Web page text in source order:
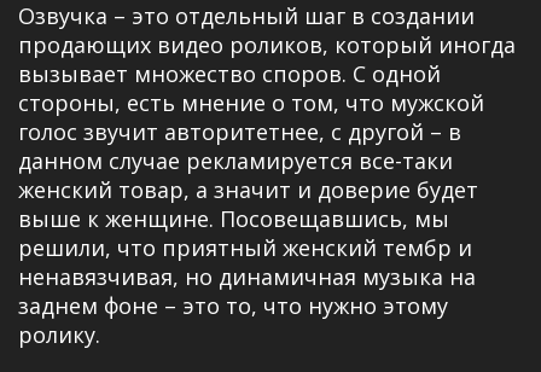
Озвучка – это отдельный шаг в создании
продающих видео роликов, который иногда
вызывает множество споров. С одной
стороны, есть мнение о том, что мужской
голос звучит авторитетнее, с другой – в
данном случае рекламируется все-таки
женский товар, а значит и доверие будет
выше к женщине. Посовещавшись, мы
решили, что приятный женский тембр и
ненавязчивая, но динамичная музыка на
заднем фоне – это то, что нужно этому
ролику.